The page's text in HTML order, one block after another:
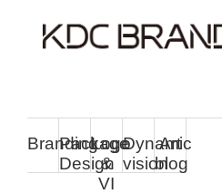
Branding
Package
Design
Logo
&
VI
Dynamic
vision
Art
blog
其他
嘎嘣牛肉